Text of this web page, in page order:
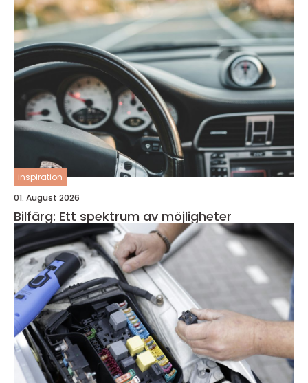
inspiration
01. August 2026
Bilfärg: Ett spektrum av möjligheter